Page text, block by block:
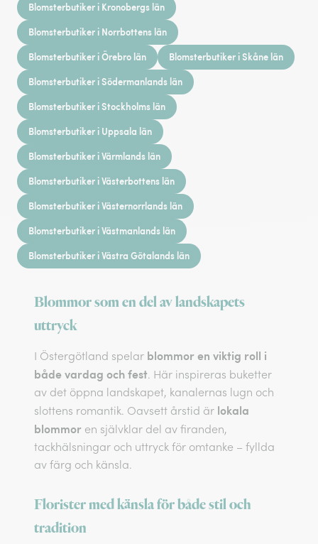
Blomsterbutiker i Kronobergs län
Blomsterbutiker i Norrbottens län
Blomsterbutiker i Örebro län
Blomsterbutiker i Skåne län
Blomsterbutiker i Södermanlands län
Blomsterbutiker i Stockholms län
Blomsterbutiker i Uppsala län
Blomsterbutiker i Värmlands län
Blomsterbutiker i Västerbottens län
Blomsterbutiker i Västernorrlands län
Blomsterbutiker i Västmanlands län
Blomsterbutiker i Västra Götalands län
Blommor som en del av landskapets
uttryck
I Östergötland spelar blommor en viktig roll i
både vardag och fest. Här inspireras buketter
av det öppna landskapet, kanalernas lugn och
slottens romantik. Oavsett årstid är lokala
blommor en självklar del av firanden,
tackhälsningar och uttryck för omtanke – fyllda
av färg och känsla.
Florister med känsla för både stil och
tradition